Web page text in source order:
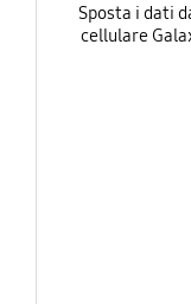
Sposta i dati
cellulare